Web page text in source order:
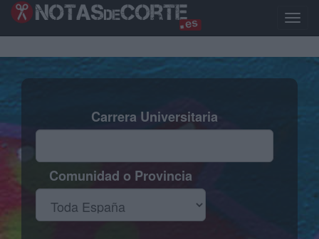
Pasar
Toggle
Carrera Universitaria
Comunidad o Provincia